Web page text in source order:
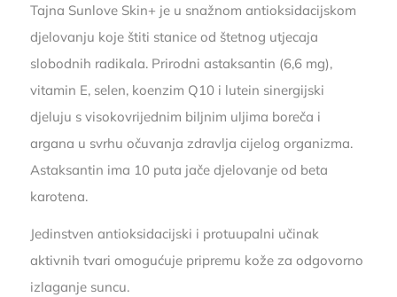
Tajna Sunlove Skin+ je u snažnom antioksidacijskom
djelovanju koje štiti stanice od štetnog utjecaja
slobodnih radikala. Prirodni astaksantin (6,6 mg),
vitamin E, selen, koenzim Q10 i lutein sinergijski
djeluju s visokovrijednim biljnim uljima boreča i
argana u svrhu očuvanja zdravlja cijelog organizma.
Astaksantin ima 10 puta jače djelovanje od beta
karotena.
Jedinstven antioksidacijski i protuupalni učinak
aktivnih tvari omogućuje pripremu kože za odgovorno
izlaganje suncu.